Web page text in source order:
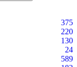
375
220
130
24
589